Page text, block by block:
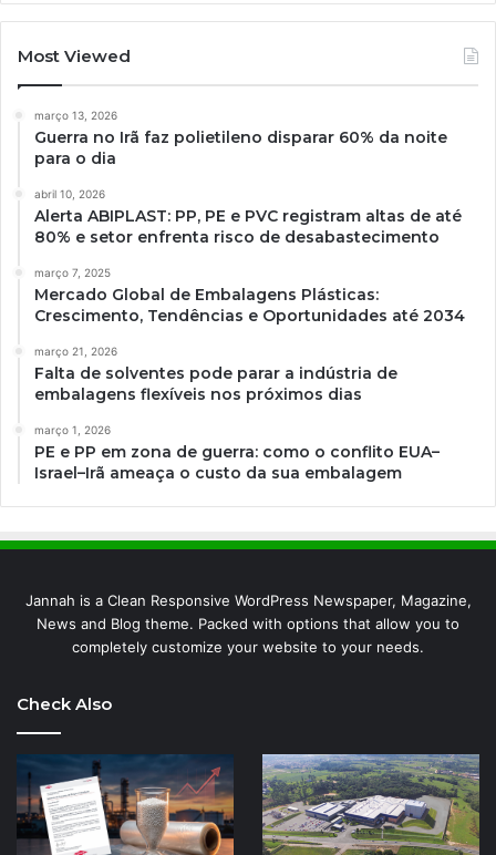
Most Viewed
março 13, 2026
Guerra no Irã faz polietileno disparar 60% da noite
para o dia
abril 10, 2026
Alerta ABIPLAST: PP, PE e PVC registram altas de até
80% e setor enfrenta risco de desabastecimento
março 7, 2025
Mercado Global de Embalagens Plásticas:
Crescimento, Tendências e Oportunidades até 2034
março 21, 2026
Falta de solventes pode parar a indústria de
embalagens flexíveis nos próximos dias
março 1, 2026
PE e PP em zona de guerra: como o conflito EUA–
Israel–Irã ameaça o custo da sua embalagem
Jannah is a Clean Responsive WordPress Newspaper, Magazine,
News and Blog theme. Packed with options that allow you to
completely customize your website to your needs.
Check Also